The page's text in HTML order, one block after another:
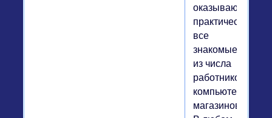
оказываются
практически
все
знакомые
из числа
работников
компьютерных
магазинов.